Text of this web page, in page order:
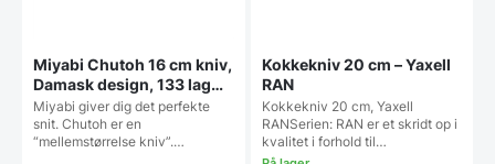
Miyabi Chutoh 16 cm kniv,
Damask design, 133 lag
stål
Miyabi giver dig det perfekte
snit. Chutoh er en
“mellemstørrelse kniv”.…
Kokkekniv 20 cm – Yaxell
RAN
Kokkekniv 20 cm, Yaxell
RANSerien: RAN er et skridt op i
kvalitet i forhold til…